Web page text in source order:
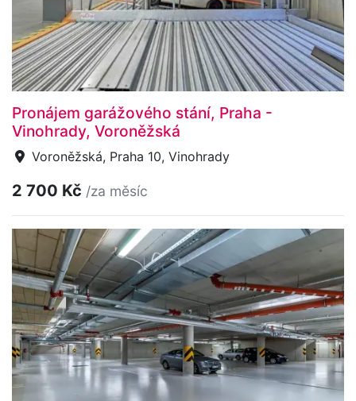
Pronájem garážového stání, Praha -
Vinohrady, Voroněžská
Voroněžská, Praha 10, Vinohrady
2 700 Kč /za měsíc